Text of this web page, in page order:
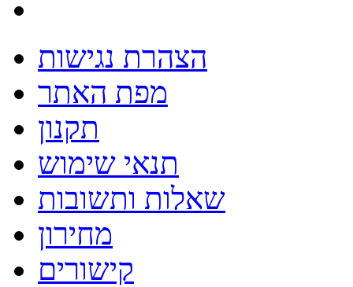
הצהרת נגישות
מפת האתר
תקנון
תנאי שימוש
שאלות ותשובות
מחירון
קישורים